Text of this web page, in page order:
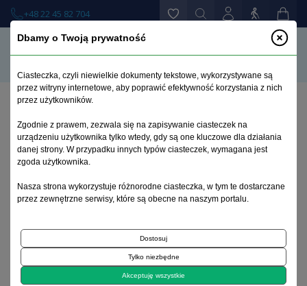
+48 22 45 82 704
Promocja zdrowia psychicznego. Badania i działania w
Polsce
Katarzyna Okulicz-Kozaryn, Krzysztof Ostaszewski
(red.)
Promocja zdrowia psychicznego.
Badania i działania w Polsce
Dbamy o Twoją prywatność
Ciasteczka, czyli niewielkie dokumenty tekstowe, wykorzystywane są
przez witryny internetowe, aby poprawić efektywność korzystania z nich
przez użytkowników.
Zgodnie z prawem, zezwala się na zapisywanie ciasteczek na
urządzeniu użytkownika tylko wtedy, gdy są one kluczowe dla działania
danej strony. W przypadku innych typów ciasteczek, wymagana jest
zgoda użytkownika.
Nasza strona wykorzystuje różnorodne ciasteczka, w tym te dostarczane
przez zewnętrzne serwisy, które są obecne na naszym portalu.
Dostosuj
Tylko niezbędne
Akceptuję wszystkie